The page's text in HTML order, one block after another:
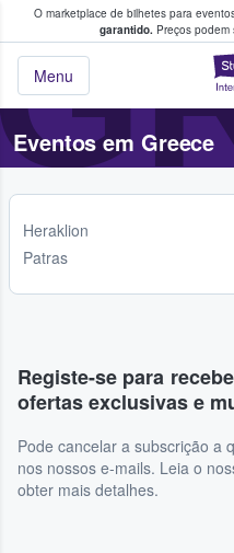
O marketplace de bilhetes para
garantido.Preços podem
Menu
fãs compram e
Eventos em Greece
Heraklion
Patras
Registe-se para
ofertas exclusivas e
Pode cancelar a subscrição a
nos nossos e-mails. Leia o
obter mais detalhes.